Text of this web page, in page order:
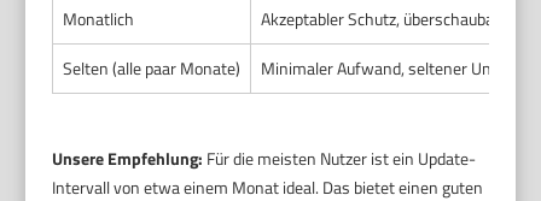
Monatlich
Akzeptabler Schutz, überschaubarer
Selten (alle paar Monate)
Minimaler Aufwand, seltener
Unsere Empfehlung: Für die meisten Nutzer ist ein Update-
Intervall von etwa einem Monat ideal. Das bietet einen guten